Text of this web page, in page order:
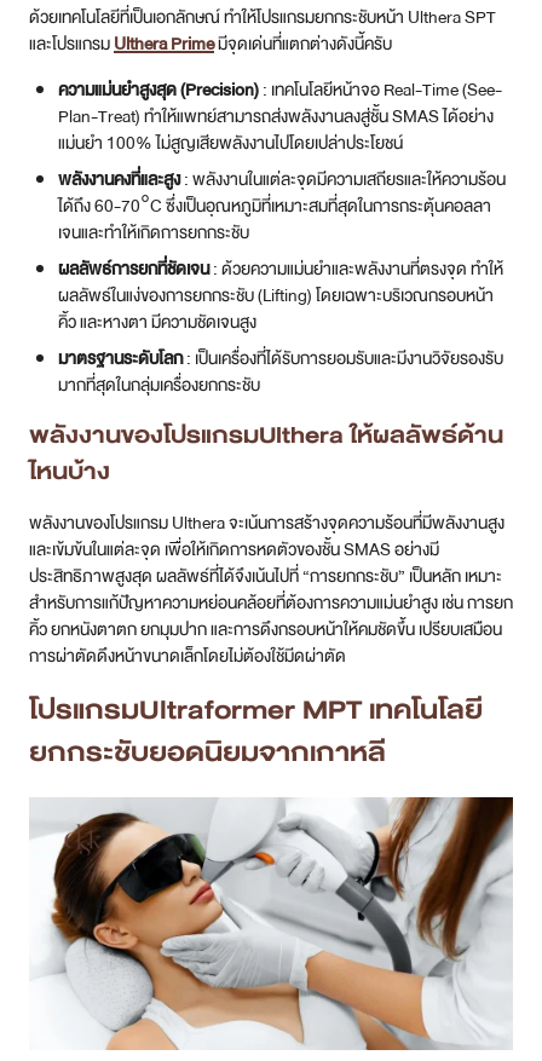
ด้วยเทคโนโลยีที่เป็นเอกลักษณ์ ทำให้โปรแกรมยกกระชับหน้า Ulthera SPT
และโปรแกรมUlthera Primeมีจุดเด่นที่แตกต่างดังนี้ครับ
ความแม่นยำสูงสุด (Precision): เทคโนโลยีหน้าจอ Real-Time (See-
Plan-Treat) ทำให้แพทย์สามารถส่งพลังงานลงสู่ชั้น SMAS ได้อย่าง
แม่นยำ 100% ไม่สูญเสียพลังงานไปโดยเปล่าประโยชน์
พลังงานคงที่และสูง: พลังงานในแต่ละจุดมีความเสถียรและให้ความร้อน
ได้ถึง 60-70°C ซึ่งเป็นอุณหภูมิที่เหมาะสมที่สุดในการกระตุ้นคอลลา
เจนและทำให้เกิดการยกกระชับ
ผลลัพธ์การยกที่ชัดเจน: ด้วยความแม่นยำและพลังงานที่ตรงจุด ทำให้
ผลลัพธ์ในแง่ของการยกกระชับ (Lifting) โดยเฉพาะบริเวณกรอบหน้า
คิ้ว และหางตา มีความชัดเจนสูง
มาตรฐานระดับโลก: เป็นเครื่องที่ได้รับการยอมรับและมีงานวิจัยรองรับ
มากที่สุดในกลุ่มเครื่องยกกระชับ
พลังงานของโปรแกรมUlthera ให้ผลลัพธ์ด้าน
ไหนบ้าง
พลังงานของโปรแกรม Ulthera จะเน้นการสร้างจุดความร้อนที่มีพลังงานสูง
และเข้มข้นในแต่ละจุด เพื่อให้เกิดการหดตัวของชั้น SMAS อย่างมี
ประสิทธิภาพสูงสุด ผลลัพธ์ที่ได้จึงเน้นไปที่ “การยกกระชับ” เป็นหลัก เหมาะ
สำหรับการแก้ปัญหาความหย่อนคล้อยที่ต้องการความแม่นยำสูง เช่น การยก
คิ้ว ยกหนังตาตก ยกมุมปาก และการดึงกรอบหน้าให้คมชัดขึ้น เปรียบเสมือน
การผ่าตัดดึงหน้าขนาดเล็กโดยไม่ต้องใช้มีดผ่าตัด
โปรแกรมUltraformer MPT เทคโนโลยี
ยกกระชับยอดนิยมจากเกาหลี